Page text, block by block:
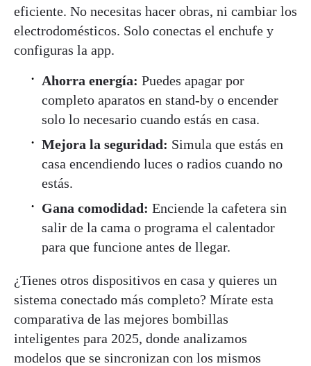
eficiente. No necesitas hacer obras, ni cambiar los
electrodomésticos. Solo conectas el enchufe y
configuras la app.
Ahorra energía: Puedes apagar por
completo aparatos en stand-by o encender
solo lo necesario cuando estás en casa.
Mejora la seguridad: Simula que estás en
casa encendiendo luces o radios cuando no
estás.
Gana comodidad: Enciende la cafetera sin
salir de la cama o programa el calentador
para que funcione antes de llegar.
¿Tienes otros dispositivos en casa y quieres un
sistema conectado más completo? Mírate esta
comparativa de las mejores bombillas
inteligentes para 2025, donde analizamos
modelos que se sincronizan con los mismos